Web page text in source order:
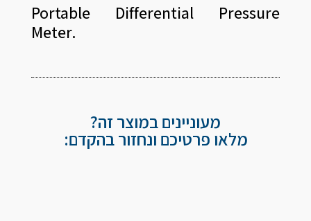
Portable Differential Pressure
Meter.
מעוניינים במוצר זה?
מלאו פרטיכם ונחזור בהקדם: